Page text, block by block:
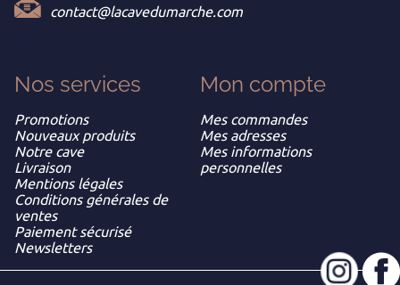
contact@lacavedumarche.com
Nos services
Promotions
Nouveaux produits
Notre cave
Livraison
Mentions légales
Conditions générales de
ventes
Paiement sécurisé
Newsletters
Mon compte
Mes commandes
Mes adresses
Mes informations
personnelles